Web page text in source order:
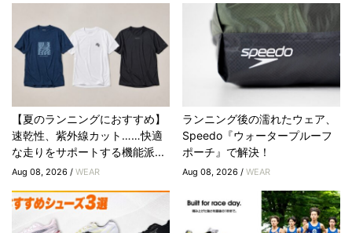
【夏のランニングにおすすめ】
速乾性、紫外線カット……快適
な走りをサポートする機能派...
Aug 08, 2026 / WEAR
ランニング後の濡れたウェア、
Speedo『ウォータープルーフ
ポーチ』で解決！
Aug 08, 2026 /WEAR